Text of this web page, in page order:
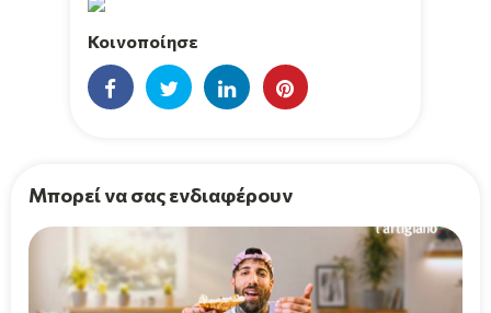
Κοινοποίησε
Μπορεί να σας ενδιαφέρουν